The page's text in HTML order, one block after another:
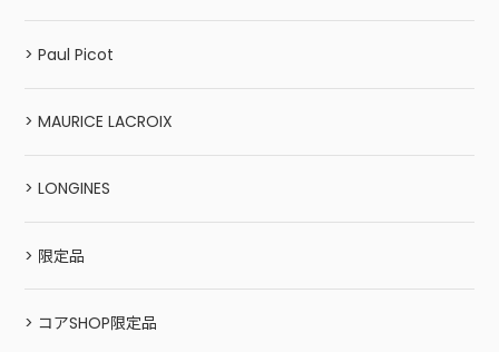
> Paul Picot
> MAURICE LACROIX
> LONGINES
> 限定品
> コアSHOP限定品